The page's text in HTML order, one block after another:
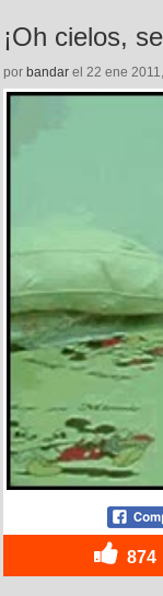
¡Oh cielos,
por bandar el 22 ene
874